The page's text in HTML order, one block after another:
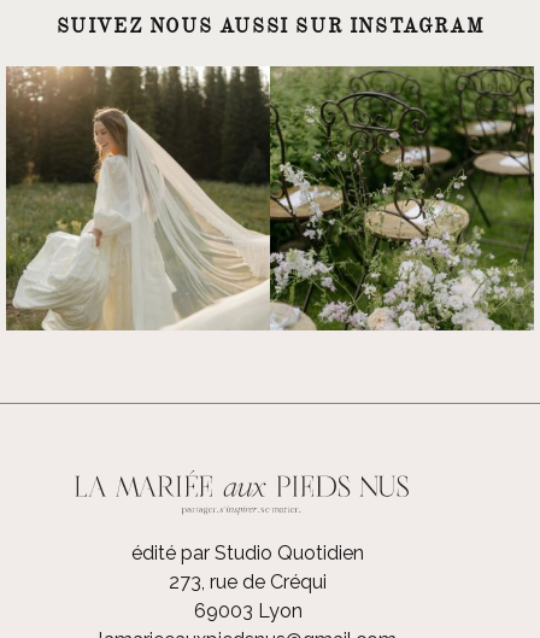
SUIVEZ NOUS AUSSI SUR INSTAGRAM
édité par Studio Quotidien
273, rue de Créqui
69003 Lyon